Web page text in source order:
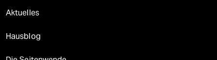
Aktuelles
Hausblog